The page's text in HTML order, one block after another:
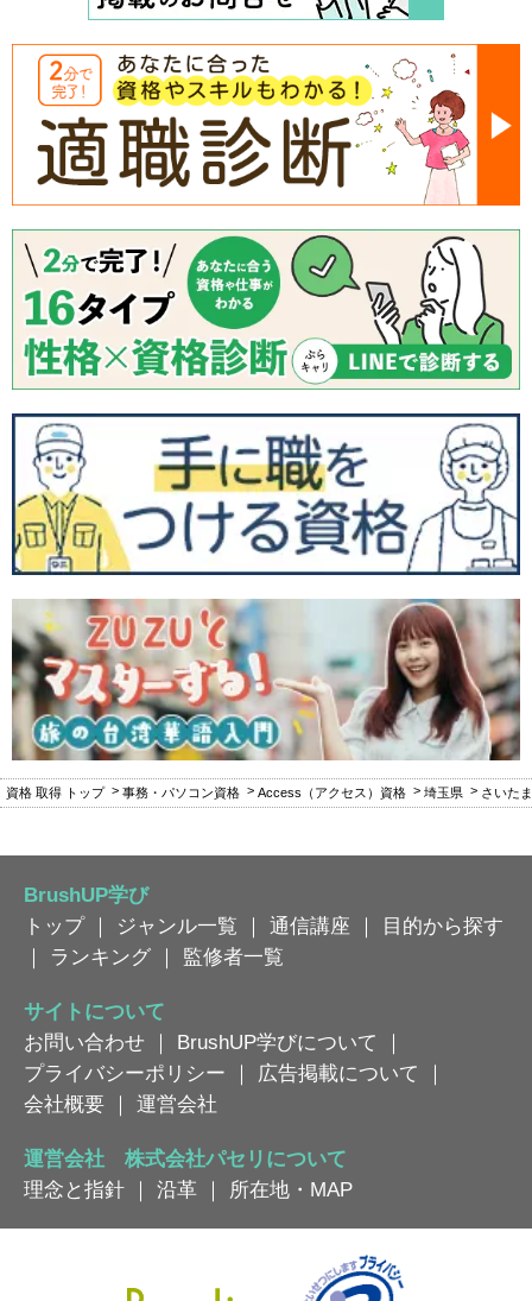
資格 取得 トップ 事務・パソコン資格 Access（アクセス）資格 埼玉県 さいた
BrushUP学び
トップ｜ ジャンル一覧 ｜ 通信講座 ｜
目的から探す
｜
ランキング ｜ 監修者一覧
サイトについて
お問い合わせ ｜ BrushUP学びについて
｜
プライバシーポリシー ｜ 広告掲載について
｜
会社概要 ｜ 運営会社
運営会社 株式会社パセリについて
理念と指針 ｜ 沿革 ｜ 所在地・MAP